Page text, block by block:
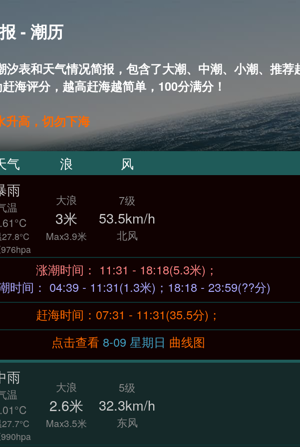
- 潮历
潮汐表和天气情况简报，包含了大潮、中潮、小潮、推
海评分，越高赶海越简单，100分满分！
升高，切勿下海
气 浪 风
雨
温
大浪
3米
Max3.9米
7级
53.5km/h
北风
涨潮时间： 11:31 - 18:18(5.3米)；
退潮时间： 04:39 - 11:31(1.3米)；18:18 - 23:59(??分)
赶海时间：07:31 - 11:31(35.5分)；
点击查看
8-09 星期日 曲线图
雨
温
大浪
2.6米
Max3.5米
5级
32.3km/h
东风